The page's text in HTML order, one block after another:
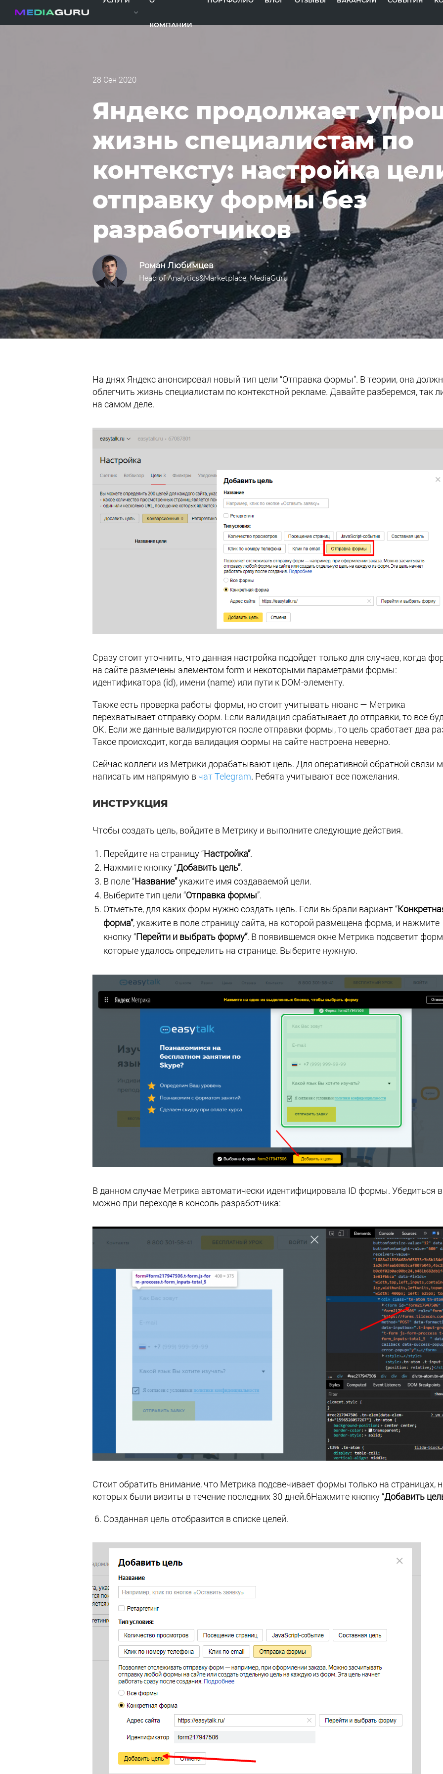
КОМПАНИИ
28 Сен 2020
Яндекс продолжает
жизнь специалистам по
контексту: настройка
отправку формы без
разработчиков
Роман Любимцев
Head of Analytics&Marketplace, MediaGuru
На днях Яндекс анонсировал новый тип цели “Отправка формы”. В теории, она
облегчить жизнь специалистам по контекстной рекламе. Давайте разберемся, так
на самом деле.
Сразу стоит уточнить, что данная настройка подойдет только для случаев, когда
на сайте размечены элементом form и некоторыми параметрами формы:
идентификатора (id), имени (name) или пути к DOM-элементу.
Также есть проверка работы формы, но стоит учитывать нюанс — Метрика
перехватывает отправку форм. Если валидация срабатывает до отправки, то все
ОК. Если же данные валидируются после отправки формы, то цель сработает два
Такое происходит, когда валидация формы на сайте настроена неверно.
Сейчас коллеги из Метрики дорабатывают цель. Для оперативной обратной связи
написать им напрямую в чат Telegram. Ребята учитывают все пожелания.
ИНСТРУКЦИЯ
Чтобы создать цель, войдите в Метрику и выполните следующие действия.
Перейдите на страницу “Настройка”.
Нажмите кнопку “Добавить цель”.
В поле “Название”укажите имя создаваемой цели.
Выберите тип цели “Отправка формы”.
Отметьте, для каких форм нужно создать цель. Если выбрали вариант “
форма”, укажите в поле страницу сайта, на которой размещена форма, и нажмите
кнопку “Перейти и выбрать форму”. В появившемся окне Метрика подсветит
которые удалось определить на странице. Выберите нужную.
В данном случае Метрика автоматически идентифицировала ID формы. Убедиться
можно при переходе в консоль разработчика:
Стоит обратить внимание, что Метрика подсвечивает формы только на страницах,
которых были визиты в течение последних 30 дней.6Нажмите кнопку “Добавить
6. Созданная цель отобразится в списке целей.